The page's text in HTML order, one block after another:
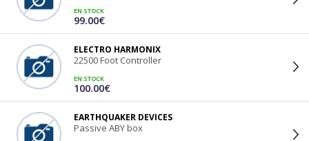
EN STOCK
99.00€
ELECTRO HARMONIX
22500 Foot Controller
EN STOCK
100.00€
EARTHQUAKER DEVICES
Passive ABY box